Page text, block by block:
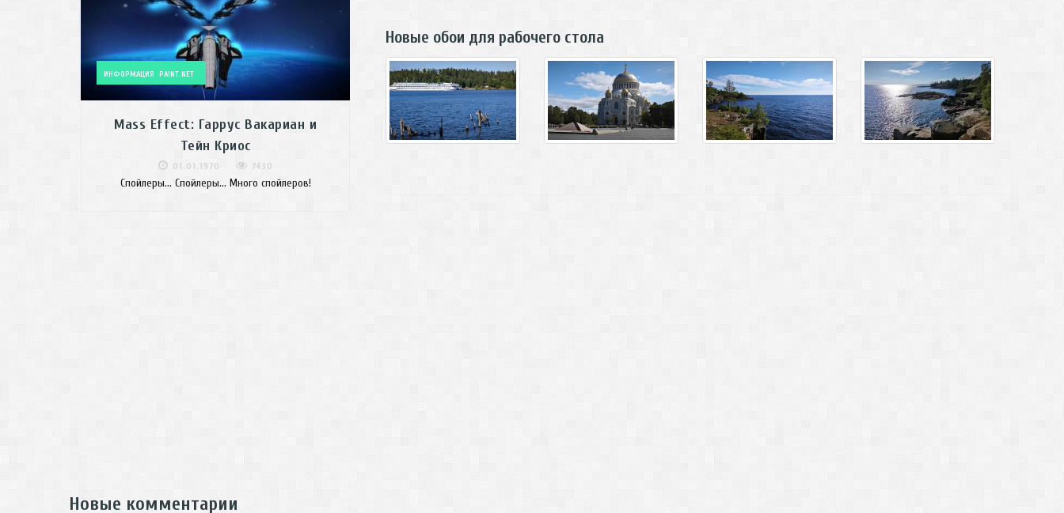
Новые обои для рабочего стола
ИНФОРМАЦИЯ PAINT.NET
Mass Effect: Гаррус Вакариан и
Тейн Криос
01.01.1970 7430
Спойлеры... Спойлеры... Много спойлеров!
Новые комментарии